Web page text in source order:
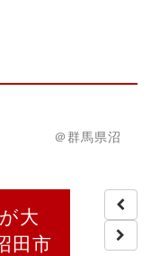
？ ＠群馬県沼
大
市